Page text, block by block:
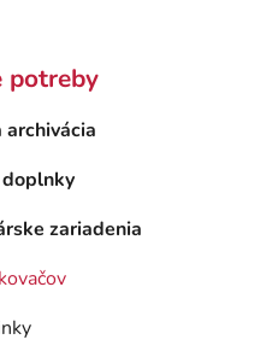
potreby
zariadenia